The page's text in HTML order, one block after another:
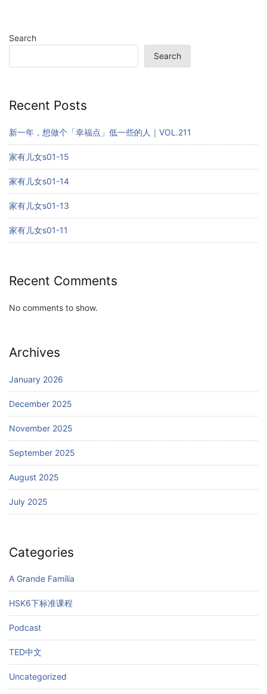
Search
Search
Recent Posts
新一年，想做个「幸福点」低一些的人｜VOL.211
家有儿女s01-15
家有儿女s01-14
家有儿女s01-13
家有儿女s01-11
Recent Comments
No comments to show.
Archives
January 2026
December 2025
November 2025
September 2025
August 2025
July 2025
Categories
A Grande Família
HSK6下标准课程
Podcast
TED中文
Uncategorized